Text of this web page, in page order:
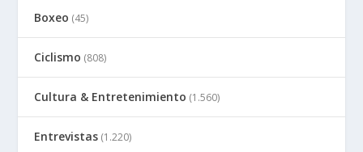
Boxeo (45)
Ciclismo (808)
Cultura & Entretenimiento (1.560)
Entrevistas (1.220)